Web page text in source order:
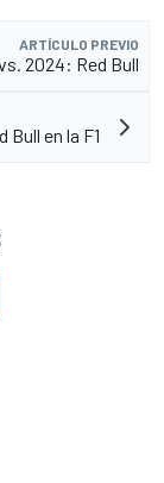
ARTÍCULO PREVIO
2024: Red Bull
en la F1